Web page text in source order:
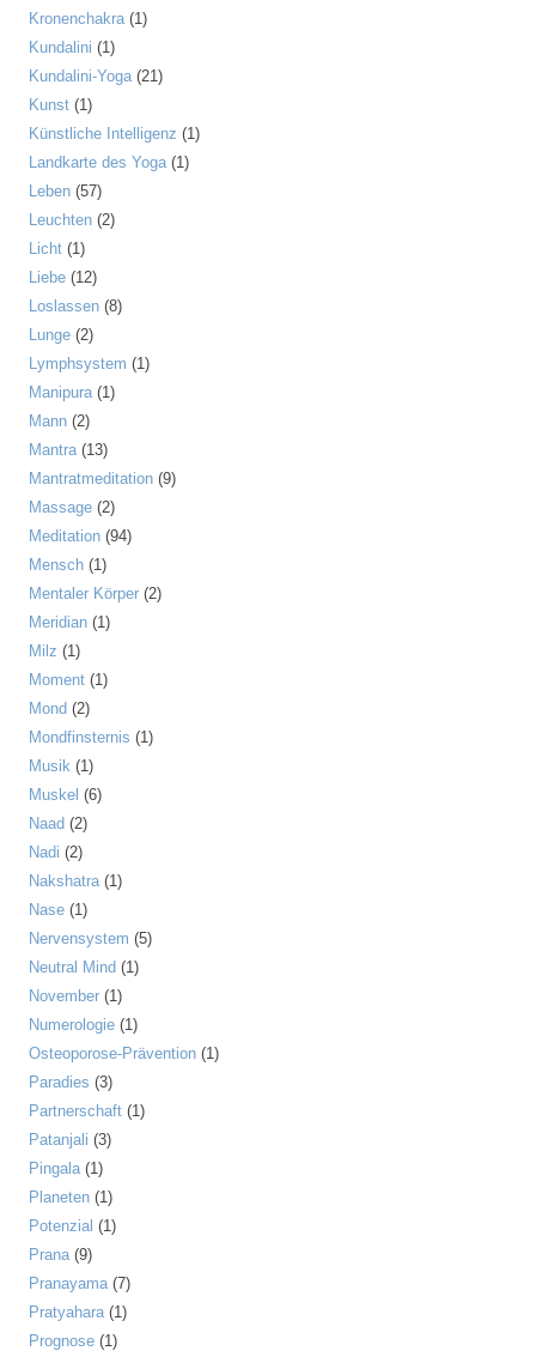
Kronenchakra(1)
Kundalini (1)
Kundalini-Yoga(21)
Kunst (1)
Künstliche Intelligenz (1)
Landkarte des Yoga(1)
Leben (57)
Leuchten (2)
Licht (1)
Liebe (12)
Loslassen (8)
Lunge (2)
Lymphsystem (1)
Manipura(1)
Mann (2)
Mantra(13)
Mantratmeditation (9)
Massage (2)
Meditation (94)
Mensch (1)
Mentaler Körper (2)
Meridian (1)
Milz (1)
Moment (1)
Mond (2)
Mondfinsternis (1)
Musik (1)
Muskel (6)
Naad (2)
Nadi (2)
Nakshatra(1)
Nase (1)
Nervensystem (5)
Neutral Mind (1)
November (1)
Numerologie (1)
Osteoporose-Prävention (1)
Paradies (3)
Partnerschaft (1)
Patanjali (3)
Pingala(1)
Planeten (1)
Potenzial (1)
Prana(9)
Pranayama(7)
Pratyahara(1)
Prognose (1)